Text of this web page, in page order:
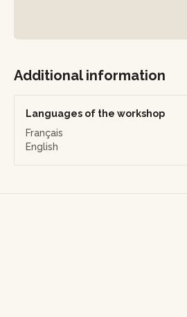
accueillir l’atelier dans vos locaux,
prérequis de l'atelier dans les
Additional information
Languages of the workshop
Français
English